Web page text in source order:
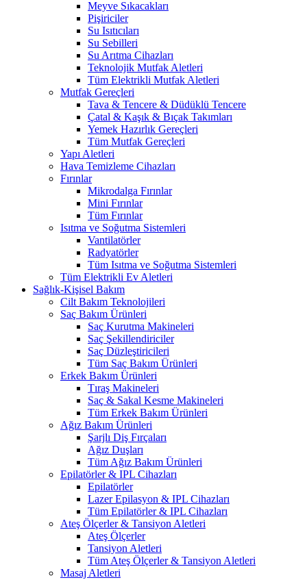
Meyve Sıkacakları
Pişiriciler
Su Isıtıcıları
Su Sebilleri
Su Arıtma Cihazları
Teknolojik Mutfak Aletleri
Tüm Elektrikli Mutfak Aletleri
Mutfak Gereçleri
Tava & Tencere & Düdüklü Tencere
Çatal & Kaşık & Bıçak Takımları
Yemek Hazırlık Gereçleri
Tüm Mutfak Gereçleri
Yapı Aletleri
Hava Temizleme Cihazları
Fırınlar
Mikrodalga Fırınlar
Mini Fırınlar
Tüm Fırınlar
Isıtma ve Soğutma Sistemleri
Vantilatörler
Radyatörler
Tüm Isıtma ve Soğutma Sistemleri
Tüm Elektrikli Ev Aletleri
Sağlık-Kişisel Bakım
Cilt Bakım Teknolojileri
Saç Bakım Ürünleri
Saç Kurutma Makineleri
Saç Şekillendiriciler
Saç Düzleştiricileri
Tüm Saç Bakım Ürünleri
Erkek Bakım Ürünleri
Tıraş Makineleri
Saç & Sakal Kesme Makineleri
Tüm Erkek Bakım Ürünleri
Ağız Bakım Ürünleri
Şarjlı Diş Fırçaları
Ağız Duşları
Tüm Ağız Bakım Ürünleri
Epilatörler & IPL Cihazları
Epilatörler
Lazer Epilasyon & IPL Cihazları
Tüm Epilatörler & IPL Cihazları
Ateş Ölçerler & Tansiyon Aletleri
Ateş Ölçerler
Tansiyon Aletleri
Tüm Ateş Ölçerler & Tansiyon Aletleri
Masaj Aletleri